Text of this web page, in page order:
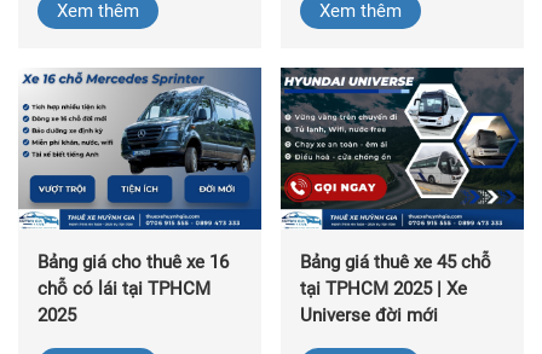
Xem thêm Xem thêm
Bảng giá cho thuê xe 16
chỗ có lái tại TPHCM
2025
Bảng giá thuê xe 45 chỗ
tại TPHCM 2025 | Xe
Universe đời mới